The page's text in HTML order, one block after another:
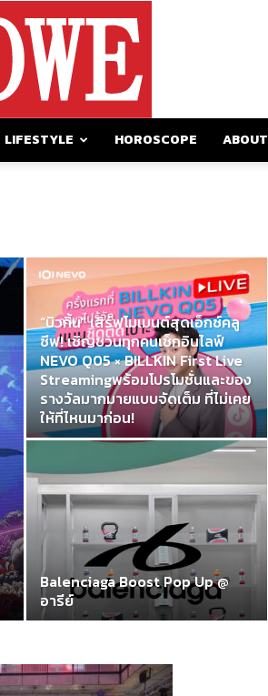
LIFESTYLE HOROSCOPE ABOUT
“บิวกิ้น” เสิร์ฟโมเมนต์สุดเอ็กซ์คลู
ซีฟ! เชิญชวนทุกคนเช็กอินไลฟ์
NEVO Q05 × BILLKIN First Live
Streamingพร้อมโปรโมชั่นและของ
รางวัลมากมายแบบจัดเต็ม ที่ไม่เคย
ให้ที่ไหนมาก่อน!
Balenciaga Boost Pop Up @
อารีย์